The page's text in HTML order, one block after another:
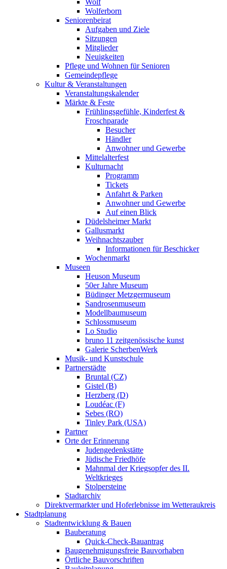
Wolf
Wolferborn
Seniorenbeirat
Aufgaben und Ziele
Sitzungen
Mitglieder
Neuigkeiten
Pflege und Wohnen für Senioren
Gemeindepflege
Kultur & Veranstaltungen
Veranstaltungskalender
Märkte & Feste
Frühlingsgefühle, Kinderfest &
Froschparade
Besucher
Händler
Anwohner und Gewerbe
Mittelalterfest
Kulturnacht
Programm
Tickets
Anfahrt & Parken
Anwohner und Gewerbe
Auf einen Blick
Düdelsheimer Markt
Gallusmarkt
Weihnachtszauber
Informationen für Beschicker
Wochenmarkt
Museen
Heuson Museum
50er Jahre Museum
Büdinger Metzgermuseum
Sandrosenmuseum
Modellbaumuseum
Schlossmuseum
Lo Studio
bruno 11 zeitgenössische kunst
Galerie ScherbenWerk
Musik- und Kunstschule
Partnerstädte
Bruntal (CZ)
Gistel (B)
Herzberg (D)
Loudéac (F)
Sebes (RO)
Tinley Park (USA)
Partner
Orte der Erinnerung
Judengedenkstätte
Jüdische Friedhöfe
Mahnmal der Kriegsopfer des II.
Weltkrieges
Stolpersteine
Stadtarchiv
Direktvermarkter und Hoferlebnisse im Wetteraukreis
Stadtplanung
Stadtentwicklung & Bauen
Bauberatung
Quick-Check-Bauantrag
Baugenehmigungsfreie Bauvorhaben
Örtliche Bauvorschriften